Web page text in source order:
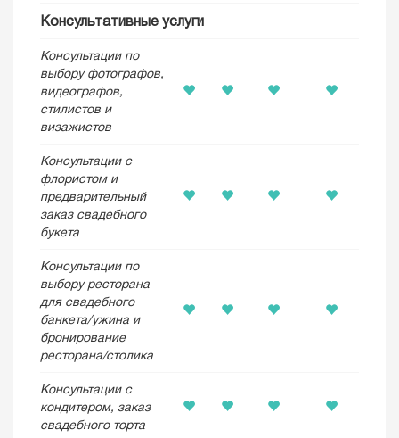
Консультативные услуги
Консультации по
выбору фотографов,
видеографов,
стилистов и
визажистов
Консультации с
флористом и
предварительный
заказ свадебного
букета
Консультации по
выбору ресторана
для свадебного
банкета/ужина и
бронирование
ресторана/столика
Консультации с
кондитером, заказ
свадебного торта